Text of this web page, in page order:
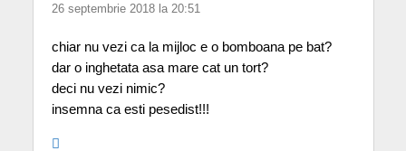
26 septembrie 2018 la 20:51
chiar nu vezi ca la mijloc e o bomboana pe bat?
dar o inghetata asa mare cat un tort?
deci nu vezi nimic?
insemna ca esti pesedist!!!